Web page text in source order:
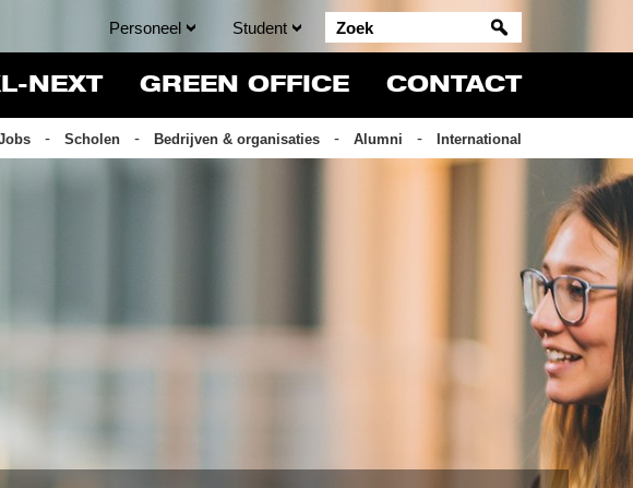
Personeel Student
NEXT GREEN OFFICE CONTACT
Scholen Bedrijven & organisaties Alumni International